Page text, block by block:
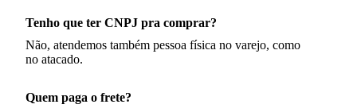
Tenho que ter CNPJ pra comprar?
Não, atendemos também pessoa física no varejo, como
no atacado.
Quem paga o frete?